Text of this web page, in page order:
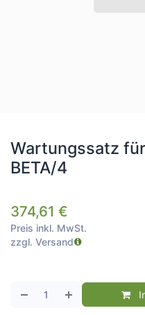
Wartungssatz
BETA/4
374,61 €
Preis inkl. MwSt.
zzgl. Versand